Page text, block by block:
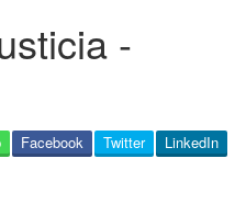
-
LinkedIn
Twitter
Facebook